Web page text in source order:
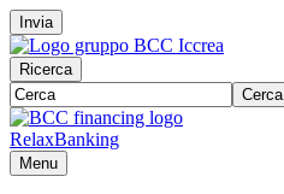
Invia
Ricerca
Cerca
RelaxBanking
Menu